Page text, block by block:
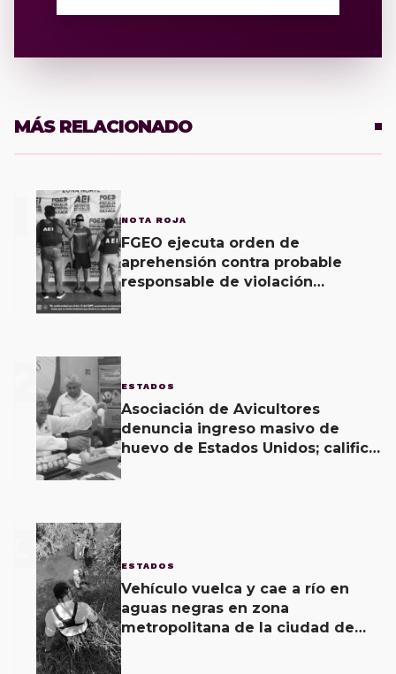
MÁS RELACIONADO
NOTA ROJA
FGEO ejecuta orden de
aprehensión contra probable
responsable de violación
2 ESTADOS
Asociación de Avicultores
denuncia ingreso masivo de
huevo de Estados Unidos; califica
3 ESTADOS
Vehículo vuelca y cae a río en
aguas negras en zona
metropolitana de la ciudad de